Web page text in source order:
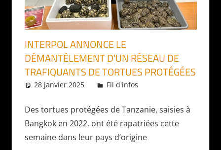
INTERPOL ANNONCE LE
DÉMANTÈLEMENT D’UN RÉSEAU DE
TRAFIQUANTS DE TORTUES PROTÉGÉES
28 janvier 2025 Daniel
Fil d'infos
Des tortues protégées de Tanzanie, saisies à
Bangkok en 2022, ont été rapatriées cette
semaine dans leur pays d’origine